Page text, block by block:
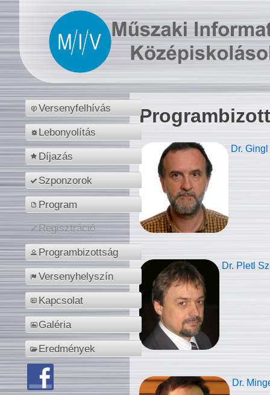
Versenyfelhívás
Lebonyolítás
Díjazás
Szponzorok
Program
Regisztráció
Programbizottság
Versenyhelyszín
Kapcsolat
Galéria
Eredmények
Dr.
Dr. Pletl
Dr.